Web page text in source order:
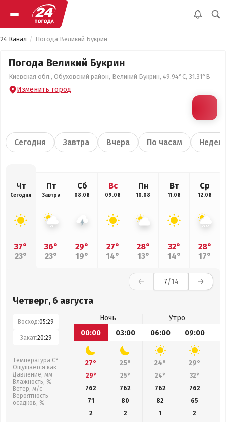
24 Канал Погода Великий Букрин
Погода Великий Букрин
Киевская обл., Обуховский район, Великий Букрин, 49.94°С, 31.31°В
Изменить город
Сегодня Завтра Вчера По часам
Чт
Сегодня
37°
23°
Пт
Завтра
36°
23°
Сб
08.08
29°
19°
Вс
09.08
27°
14°
Пн
10.08
28°
13°
Вт
11.08
32°
14°
Ср
12.08
28°
17°
7/14
Четверг, 6 августа
Восход:05:29
Закат:20:29
Температура С°
Ощущается как
Давление, мм
Влажность, %
Ветер, м/с
Вероятность
осадков, %
Ночь
Утро
00:00
03:00 06:00 09:00
27° 25° 24° 29°
29° 25° 24° 32°
762
762 762 762
71
80 82 65
2
2 1
2